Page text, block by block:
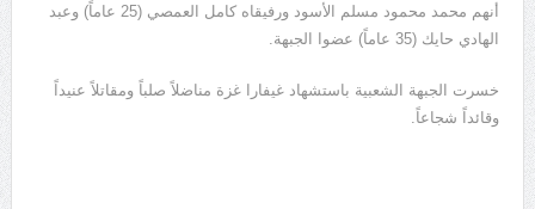
أنهم محمد محمود مسلم الأسود ورفيقاه كامل العمصي (25 عاماً) وعبد
الهادي حايك (35 عاماً) عضوا الجبهة.
خسرت الجبهة الشعبية باستشهاد غيفارا غزة مناضلاً صلباً ومقاتلاً عنيداً
وقائداً شجاعاً.